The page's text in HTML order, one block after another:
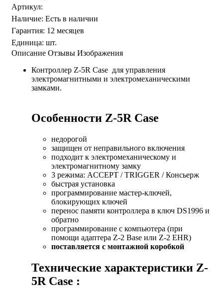
Артикул:
Наличие: Есть в наличии
Гарантия: 12 месяцев
Единица: шт.
Описание Отзывы Изображения
Контроллер Z-5R Case для управления
электромагнитными и электромеханическими
замками.
Особенности Z-5R Case
недорогой
защищен от неправильного включения
подходит к электромеханическому и
электромагнитному замку
3 режима: ACCEPT / TRIGGER / Консьерж
быстрая установка
программирование мастер-ключей,
блокирующих ключей
перенос памяти контроллера в ключ DS1996 и
обратно
программирование с компьютера (при
помощи адаптера Z-2 Base или Z-2 EHR)
поставляется с монтажной коробкой
Технические характеристики Z-
5R Case :